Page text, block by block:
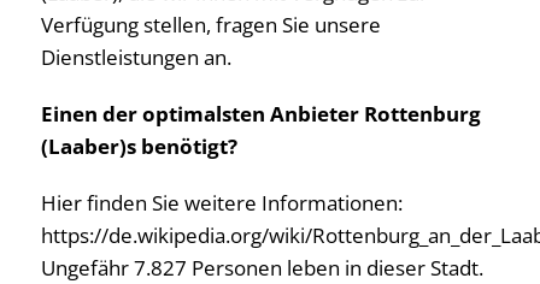
Verfügung stellen, fragen Sie unsere
Dienstleistungen an.
Einen der optimalsten Anbieter Rottenburg
(Laaber)s benötigt?
Hier finden Sie weitere Informationen:
https://de.wikipedia.org/wiki/
Ungefähr 7.827 Personen leben in dieser Stadt.